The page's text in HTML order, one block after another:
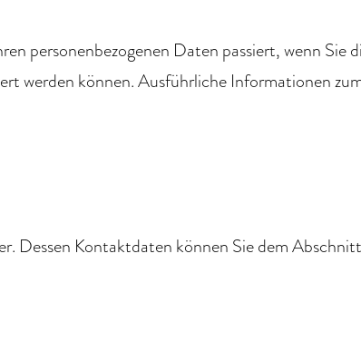
personenbezogenen Daten passiert, wenn Sie
werden können. Ausführliche Informationen
Dessen Kontaktdaten können Sie dem